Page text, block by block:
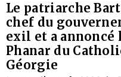
Le patriarche
chef du
exil et a annoncé
Phanar du
Géorgie